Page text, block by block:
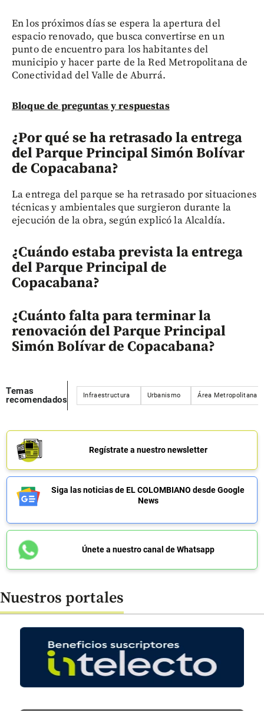
En los próximos días se espera la apertura del
espacio renovado, que busca convertirse en un
punto de encuentro para los habitantes del
municipio y hacer parte de la Red Metropolitana de
Conectividad del Valle de Aburrá.
Bloque de preguntas y respuestas
¿Por qué se ha retrasado la entrega
del Parque Principal Simón Bolívar
de Copacabana?
La entrega del parque se ha retrasado por situaciones
técnicas y ambientales que surgieron durante la
ejecución de la obra, según explicó la Alcaldía.
¿Cuándo estaba prevista la entrega
del Parque Principal de
Copacabana?
¿Cuánto falta para terminar la
renovación del Parque Principal
Simón Bolívar de Copacabana?
Temas
recomendados
Infraestructura Urbanismo Área Metropolitana
Regístrate a nuestro newsletter
Siga las noticias de EL COLOMBIANO desde Google
News
Únete a nuestro canal de Whatsapp
Nuestros portales